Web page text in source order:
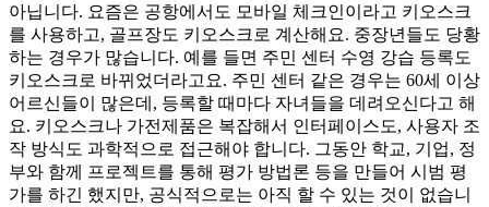
아닙니다. 요즘은 공항에서도 모바일 체크인이라고 키오스크
를 사용하고, 골프장도 키오스크로 계산해요. 중장년들도 당황
하는 경우가 많습니다. 예를 들면 주민 센터 수영 강습 등록도
키오스크로 바뀌었더라고요. 주민 센터 같은 경우는 60세 이상
어르신들이 많은데, 등록할 때마다 자녀들을 데려오신다고 해
요. 키오스크나 가전제품은 복잡해서 인터페이스도, 사용자 조
작 방식도 과학적으로 접근해야 합니다. 그동안 학교, 기업, 정
부와 함께 프로젝트를 통해 평가 방법론 등을 만들어 시범 평
가를 하긴 했지만, 공식적으로는 아직 할 수 있는 것이 없습니